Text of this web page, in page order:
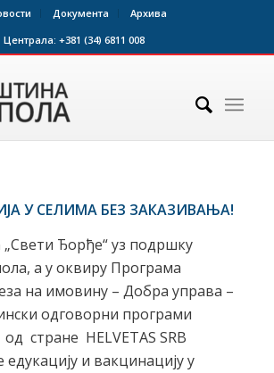
Документа
Архива
Централа: +381 (34) 6811 008
У СЕЛИМА БЕЗ ЗАКАЗИВАЊА!
Ђорђе“ уз подршку
а у оквиру Програма
на имовину – Добра управа –
одговорни програми
стране HELVETAS SRB
и вакцинацију у